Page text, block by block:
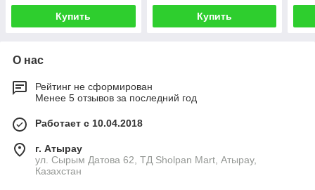
Купить Купить
О нас
Рейтинг не сформирован
Менее 5 отзывов за последний год
Работает с 10.04.2018
г. Атырау
ул. Сырым Датова 62, ТД Sholpan Mart, Атырау,
Казахстан